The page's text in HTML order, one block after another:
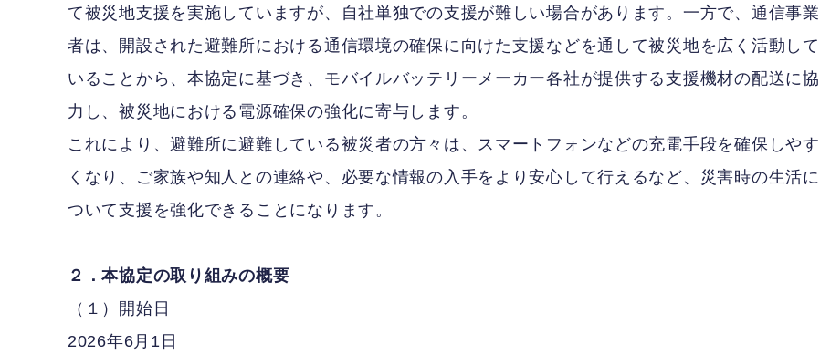
て被災地支援を実施していますが、自社単独での支援が難しい場合があります。一方で、通信事業
者は、開設された避難所における通信環境の確保に向けた支援などを通して被災地を広く活動して
いることから、本協定に基づき、モバイルバッテリーメーカー各社が提供する支援機材の配送に協
力し、被災地における電源確保の強化に寄与します。
これにより、避難所に避難している被災者の方々は、スマートフォンなどの充電手段を確保しやす
くなり、ご家族や知人との連絡や、必要な情報の入手をより安心して行えるなど、災害時の生活に
ついて支援を強化できることになります。
２．本協定の取り組みの概要
（１）開始日
2026年6月1日